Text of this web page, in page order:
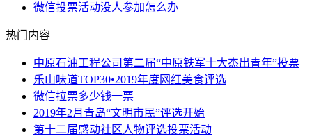
微信投票活动没人参加怎么办
热门内容
中原石油工程公司第二届“中原铁军十大杰出青年”投票
乐山味道TOP30•2019年度网红美食评选
微信拉票多少钱一票
2019年2月青岛“文明市民”评选开始
第十二届感动社区人物评选投票活动